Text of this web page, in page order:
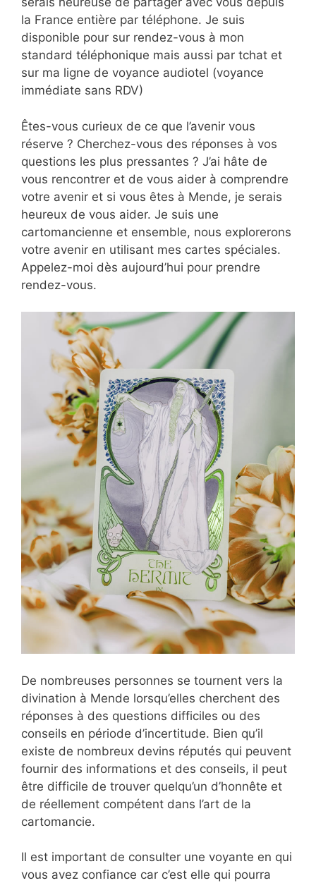
la France entière par téléphone. Je suis
disponible pour sur rendez-vous à mon
standard téléphonique mais aussi par tchat et
sur ma ligne de voyance audiotel (voyance
immédiate sans RDV)
Êtes-vous curieux de ce que l’avenir vous
réserve ? Cherchez-vous des réponses à vos
questions les plus pressantes ? J’ai hâte de
vous rencontrer et de vous aider à comprendre
votre avenir et si vous êtes à Mende, je serais
heureux de vous aider. Je suis une
cartomancienne et ensemble, nous explorerons
votre avenir en utilisant mes cartes spéciales.
Appelez-moi dès aujourd’hui pour prendre
rendez-vous.
De nombreuses personnes se tournent vers la
divination à Mende lorsqu’elles cherchent des
réponses à des questions difficiles ou des
conseils en période d’incertitude. Bien qu’il
existe de nombreux devins réputés qui peuvent
fournir des informations et des conseils, il peut
être difficile de trouver quelqu’un d’honnête et
de réellement compétent dans l’art de la
cartomancie.
Il est important de consulter une voyante en qui
vous avez confiance car c’est elle qui pourra